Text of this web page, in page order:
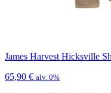
James Harvest Hicksville
65,90 € alv. 0%